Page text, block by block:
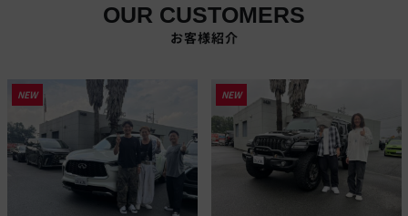
OUR CUSTOMERS
お客様紹介
NEW NEW